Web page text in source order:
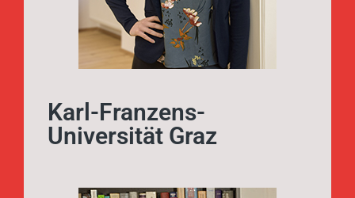
Karl-Franzens-
Universität Graz